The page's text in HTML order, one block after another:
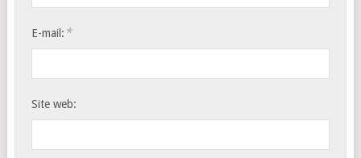
E-mail: *
Site web: